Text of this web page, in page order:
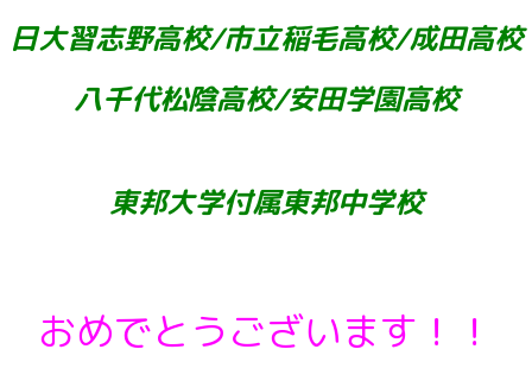
日大習志野高校/市立稲毛高校/成田高校
八千代松陰高校/安田学園高校
東邦大学付属東邦中学校
おめでとうございます！！